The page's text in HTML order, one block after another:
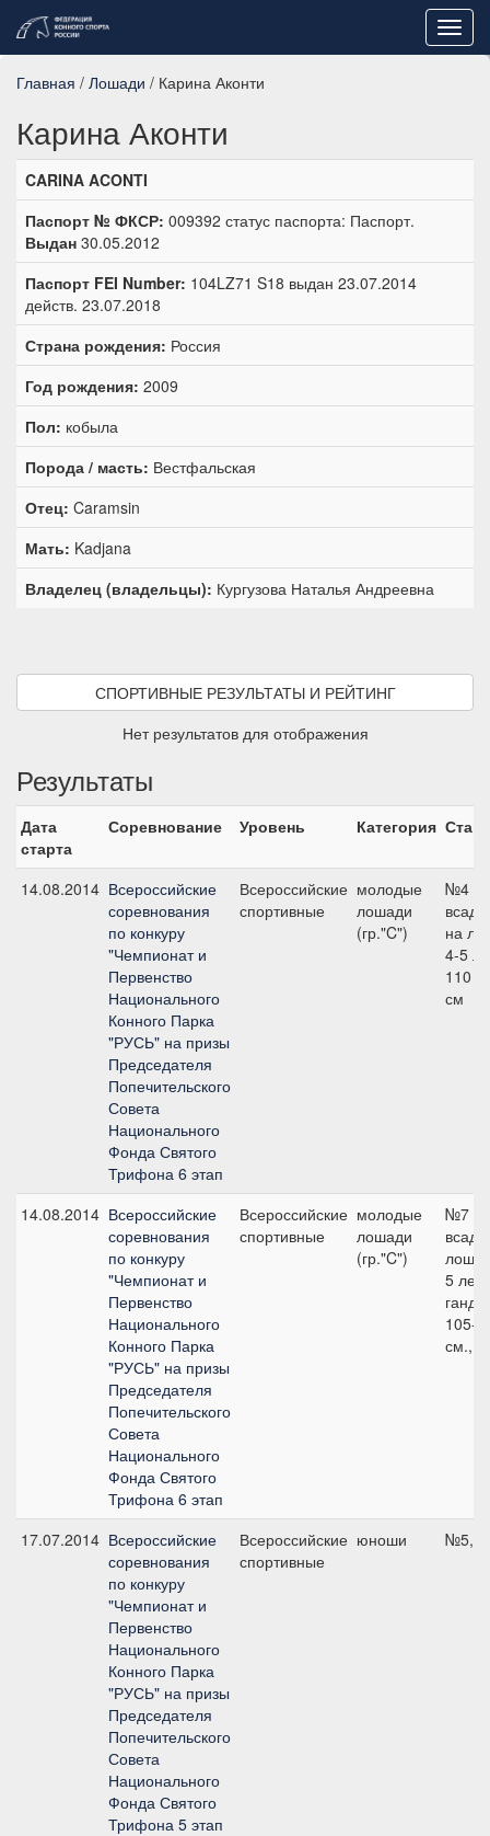
Главная / Лошади / Карина Аконти
Карина Аконти
CARINA ACONTI
Паспорт № ФКСР: 009392 статус паспорта: Паспорт.
Выдан 30.05.2012
Паспорт FEI Number: 104LZ71 S18 выдан 23.07.2014
действ. 23.07.2018
Страна рождения: Россия
Год рождения: 2009
Пол: кобыла
Порода / масть: Вестфальская
Отец: Caramsin
Мать: Kadjana
Владелец (владельцы): Кургузова Наталья Андреевна
СПОРТИВНЫЕ РЕЗУЛЬТАТЫ И РЕЙТИНГ
Нет результатов для отображения
Результаты
Дата
старта
Соревнование Уровень Категория Старт
14.08.2014 Всероссийские
соревнования
по конкуру
"Чемпионат и
Первенство
Национального
Конного Парка
"РУСЬ" на призы
Председателя
Попечительского
Совета
Национального
Фонда Святого
Трифона 6 этап
Всероссийские
спортивные
молодые
лошади
(гр."C")
№4
на
4-5
110
см
14.08.2014 Всероссийские
соревнования
по конкуру
"Чемпионат и
Первенство
Национального
Конного Парка
"РУСЬ" на призы
Председателя
Попечительского
Совета
Национального
Фонда Святого
Трифона 6 этап
Всероссийские
спортивные
молодые
лошади
(гр."C")
№7
5 лет
105-
см.,
17.07.2014 Всероссийские
соревнования
по конкуру
"Чемпионат и
Первенство
Национального
Конного Парка
"РУСЬ" на призы
Председателя
Попечительского
Совета
Национального
Фонда Святого
Трифона 5 этап
Всероссийские
спортивные
юноши №5,